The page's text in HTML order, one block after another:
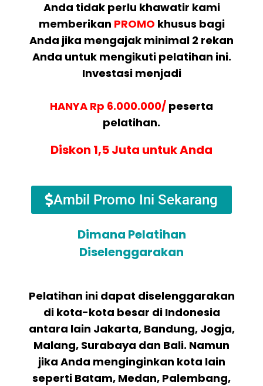
Anda tidak perlu khawatir kami
memberikan PROMO khusus bagi
Anda jika mengajak minimal 2 rekan
Anda untuk mengikuti pelatihan ini.
Investasi menjadi
HANYA Rp 6.000.000/ peserta
pelatihan.
Diskon 1,5 Juta untuk Anda
Ambil Promo Ini Sekarang
Dimana Pelatihan
Diselenggarakan
Pelatihan ini dapat diselenggarakan
di kota-kota besar di Indonesia
antara lain Jakarta, Bandung, Jogja,
Malang, Surabaya dan Bali. Namun
jika Anda menginginkan kota lain
seperti Batam, Medan, Palembang,